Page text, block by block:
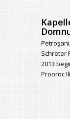
Schreter
2013
Prooroc